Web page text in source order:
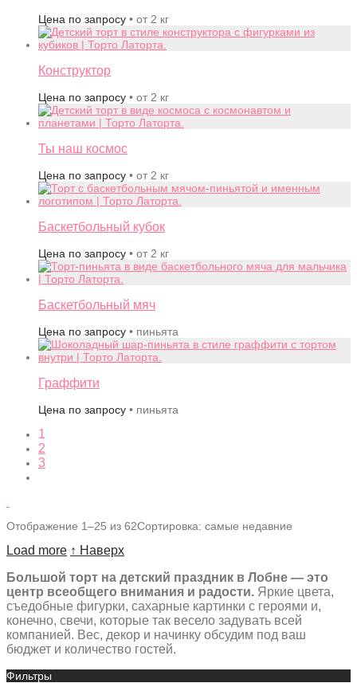
Цена по запросу • от 2 кг
Конструктор
Цена по запросу • от 2 кг
Ты наш космос
Цена по запросу • от 2 кг
Баскетбольный кубок
Цена по запросу • от 2 кг
Баскетбольный мяч
Цена по запросу • пиньята
Граффити
Цена по запросу • пиньята
1
2
3
Отображение 1–25 из 62Сортировка: самые недавние
Load more ↑ Наверх
Большой торт на детский праздник в Лобне — это
центр всеобщего внимания и радости. Яркие цвета,
съедобные фигурки, сахарные картинки с героями и,
конечно, свечи, которые так весело задувать всей
компанией. Вес, декор и начинку обсудим под ваш
бюджет и количество гостей.
Фильтры